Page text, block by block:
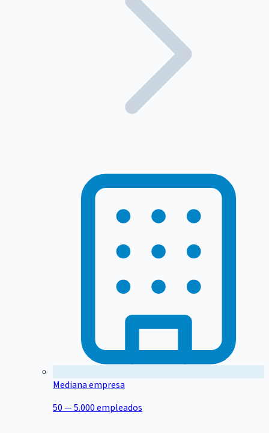
Mediana empresa
50 — 5.000 empleados